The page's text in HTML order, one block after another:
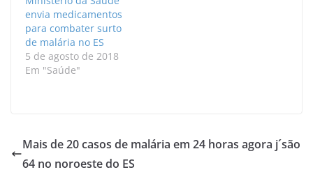
envia medicamentos
para combater surto
de malária no ES
5 de agosto de 2018
Em "Saúde"
Mais de 20 casos de malária em 24 horas agora j´são
64 no noroeste do ES